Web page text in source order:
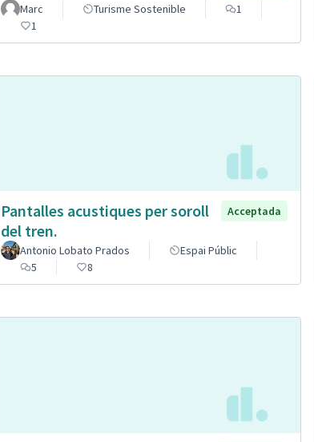
Marc
Turisme Sostenible
1
1
Pantalles acustiques per soroll
del tren.
Acceptada
Antonio Lobato Prados
Espai Públic
5
8